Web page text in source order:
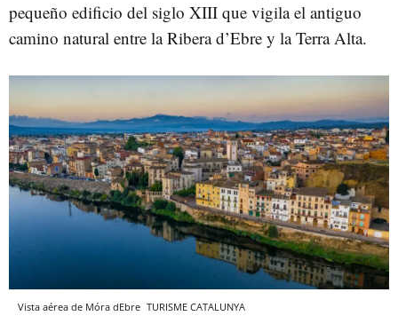
pequeño edificio del siglo XIII que vigila el antiguo
camino natural entre la Ribera d’Ebre y la Terra Alta.
Vista aérea de Móra dEbre TURISME CATALUNYA